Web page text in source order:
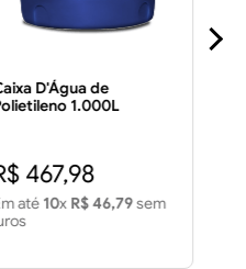
D'Água de
1.000L
467,98
até 10x R$ 46,79sem